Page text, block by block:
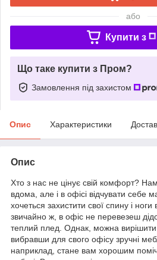
або
Купити з
Що таке купити з Пром?
Замовлення під захистом
Опис Характеристики
Опис
Хто з нас не цінує свій комфорт?
вдома, але і в офісі відчувати себе
хочеться захистити свої спину і
звичайно ж, в офіс не перевезеш
теплий плед. Однак, можна
вибравши для свого офісу зручні
наприклад, стане вам хорошим